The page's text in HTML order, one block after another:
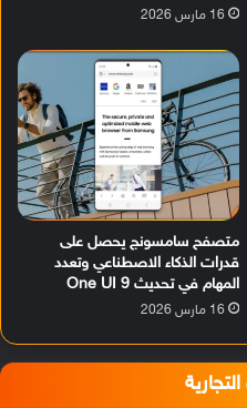
16 مارس 2026
متصفح سامسونج يحصل على
قدرات الذكاء الاصطناعي وتعدد
المهام في تحديث One UI 9
16 مارس 2026